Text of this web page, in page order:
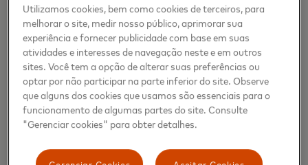
Sobre a Mastercard
AMastercard(NYSE: MA),www.mastercard.com, é uma
empresa de tecnologia dentro da indústria global de
pagamentos. Operamos a rede de processamento de
pagamentos mais rápida do mundo, conectando
consumidores, instituições financeiras, comerciantes,
governos e empresas a mais de 210 países e territórios. Os
produtos e soluções da Mastercard fazem das atividades
administrar uma empresa e gerenciar finanças, algo mais
Utilizamos cookies, bem como cookies de terceiros, para
melhorar o site, medir nosso público, aprimorar sua
experiência e fornecer publicidade com base em suas
atividades e interesses de navegação neste e em outros
sites. Você tem a opção de alterar suas preferências ou
optar por não participar na parte inferior do site. Observe
que alguns dos cookies que usamos são essenciais para o
funcionamento de algumas partes do site. Consulte
"Gerenciar cookies" para obter detalhes.